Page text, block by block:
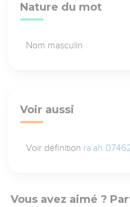
Nature du mot
Nom masculin
Voir aussi
Voir définition ra`ah
Vous avez aimé ?